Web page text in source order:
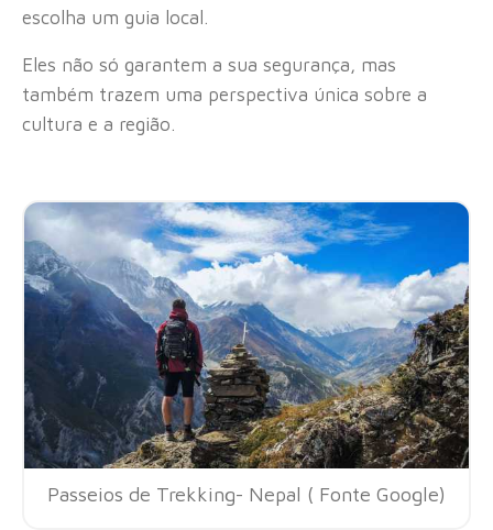
escolha um guia local.
Eles não só garantem a sua segurança, mas
também trazem uma perspectiva única sobre a
cultura e a região.
Passeios de Trekking- Nepal ( Fonte Google)